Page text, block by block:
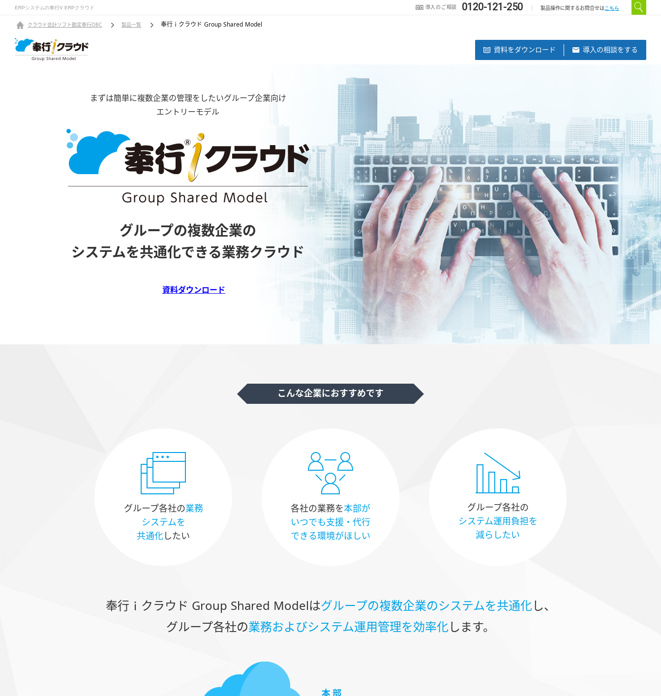
ERPシステムの奉行V ERPクラウド 導入のご相談 0120-121-250 製品操作に関するお問合せは こちら
クラウド会計ソフト勘定奉行OBC 製品一覧 奉行ｉクラウド Group Shared Model
資料をダウンロード 導⼊の相談をする
まずは簡単に複数企業の管理をしたいグループ企業向け
エントリーモデル
グループの複数企業の
システムを共通化できる業務クラウド
資料ダウンロード
こんな企業におすすめです
グループ各社の業務
システムを
共通化 したい
各社の業務を本部が
いつでも支援・代行
できる環境がほしい
グループ各社の
システム運用負担を
減らしたい
奉行ｉクラウド Group Shared Modelはグループの複数企業のシステムを共通化し、
グループ各社の業務およびシステム運用管理を効率化 します。